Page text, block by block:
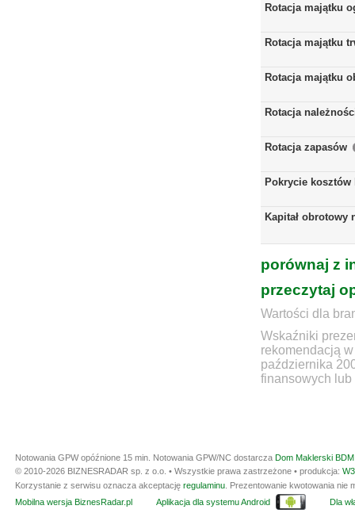
Rotacja majątku
Rotacja majątku
Rotacja majątku
Rotacja
Rotacja zapasów
Pokrycie kosztów
Kapitał obrotowy
porównaj z
przeczytaj
Wartości dla
Wskaźniki
rekomendacją
października
finansowych lub
Notowania GPW opóźnione 15 min. Notowania GPW/NC dostarcza Dom Maklerski
© 2010-2026 BIZNESRADAR sp. z o.o. • Wszystkie prawa zastrzeżone • produkcja:
Korzystanie z serwisu oznacza akceptację regulaminu . Prezentowanie kwotowania
Mobilna wersja BiznesRadar.pl
Aplikacja dla systemu Android Dla